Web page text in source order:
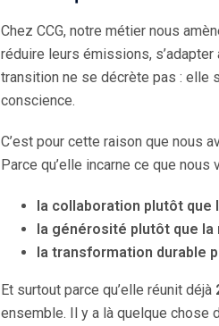
Chez CCG, notre métier nous
réduire leurs émissions,
transition ne se décrète pas : elle
conscience.
C’est pour cette raison que nous
Parce qu’elle incarne ce que nous
la collaboration plutôt que
la générosité plutôt que la
la transformation durable
Et surtout parce qu’elle réunit déjà
ensemble. Il y a là quelque chose